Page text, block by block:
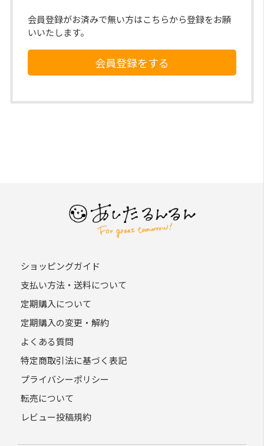
会員登録がお済みで無い方はこちらから登録をお願
いいたします。
会員登録をする
ショッピングガイド
支払い方法・送料について
定期購入について
定期購入の変更・解約
よくある質問
特定商取引法に基づく表記
プライバシーポリシー
転売について
レビュー投稿規約